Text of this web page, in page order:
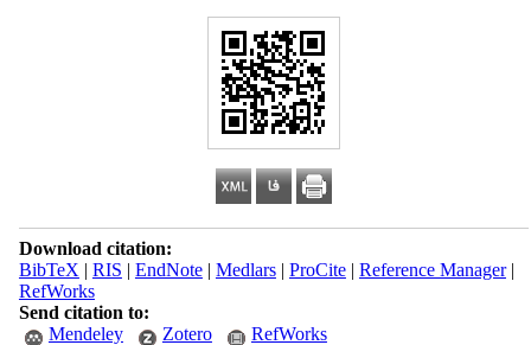
Download citation:
BibTeX | RIS | EndNote| Medlars| ProCite| Reference Manager|
RefWorks
Send citation to:
Mendeley
Zotero RefWorks